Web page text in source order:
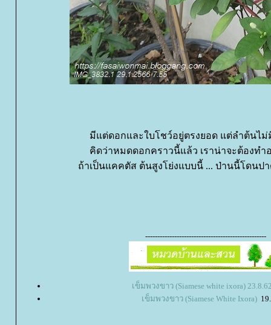
มีแต่ดอกและใบโชว์อยู่ตรงยอด แต่ลำต้นไ
คิดว่าหมดดอกคราวนี้แล้ว เราน่าจะต้องทำ
ถ้าเป็นแคคตัส ต้นสูงโย่งแบบนี้ ... ป่านนี้โดนปา
--------------------------------------------------
เข็มพวงขาว (Siamese white ixora)
เข็มพวงขาว (Siamese White Ixora)